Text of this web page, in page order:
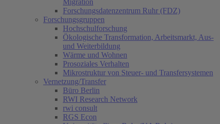
Migration
Forschungsdatenzentrum Ruhr (FDZ)
Forschungsgruppen
Hochschulforschung
Ökologische Transformation, Arbeitsmarkt, Aus-
und Weiterbildung
Wärme und Wohnen
Prosoziales Verhalten
Mikrostruktur von Steuer- und Transfersystemen
Vernetzung/Transfer
Büro Berlin
RWI Research Network
rwi consult
RGS Econ